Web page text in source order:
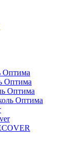
Оптима
Оптима
Оптима
Оптима